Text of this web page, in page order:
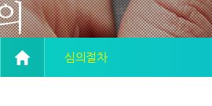
심의절차